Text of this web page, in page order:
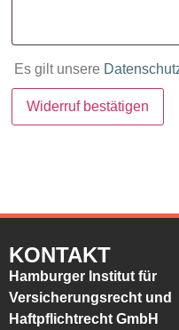
Es gilt unsere
Widerruf bestätigen
KONTAKT
Hamburger Institut für
Versicherungsrecht und
Haftpflichtrecht GmbH